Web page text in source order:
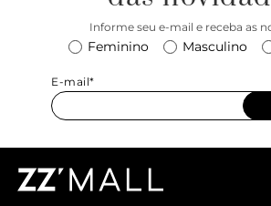
Informe seu e-mail e receba as
Feminino Masculino
E-mail*